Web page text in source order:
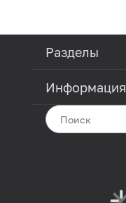
Разделы
Информация